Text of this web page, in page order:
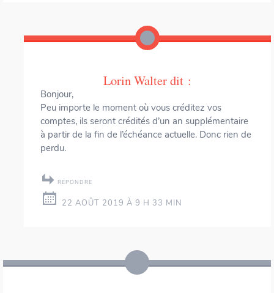
Lorin Walterdit :
Bonjour,
Peu importe le moment où vous créditez vos
comptes, ils seront crédités d’un an supplémentaire
à partir de la fin de l’échéance actuelle. Donc rien de
perdu.
RÉPONDRE
22 AOÛT 2019 À 9 H 33 MIN